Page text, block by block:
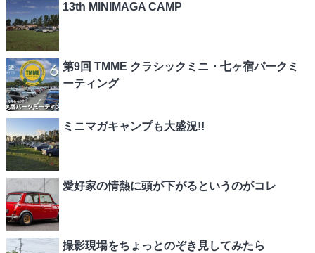
13th MINIMAGA CAMP
第9回 TMME クラシックミニ・七ヶ宿パークミ
ーティング
ミニマガキャンプも大盛況!!
愛好家の情熱に頭が下がるというのがコレ
撮影現場をちょっとのぞき見してみたら